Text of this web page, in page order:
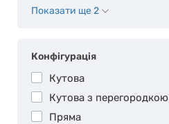
Показати ще 2
Конфігурація
Кутова
Кутова з перегородкою
Пряма